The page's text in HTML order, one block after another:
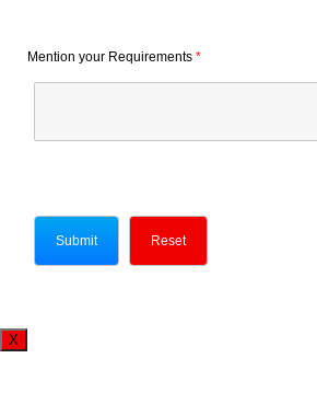
Mention your Requirements *
X